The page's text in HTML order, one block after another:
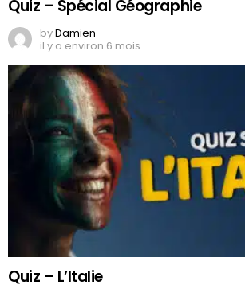
Quiz – Spécial Géographie
byDamien
il y a environ 6 mois
Quiz – L’Italie